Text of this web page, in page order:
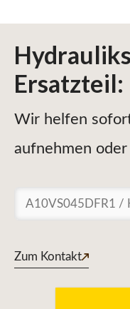
Ersatzteil:
Wir helfen
aufnehmen
Suchen
Zum Kontakt